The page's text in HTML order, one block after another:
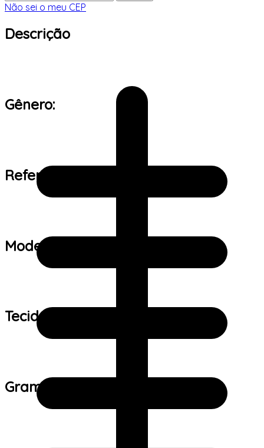
Não sei o meu CEP
Descrição
Gênero:
Referência de tamanho:
Modelo:
Tecido:
Gramatura do tecido: